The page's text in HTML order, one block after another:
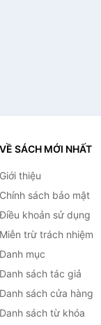
VỀ SÁCH MỚI NHẤT
Giới thiệu
Chính sách bảo mật
khoản sử dụng
Miễn trừ trách nhiệm
Danh mục
Danh sách tác giả
Danh sách cửa hàng
Danh sách từ khóa